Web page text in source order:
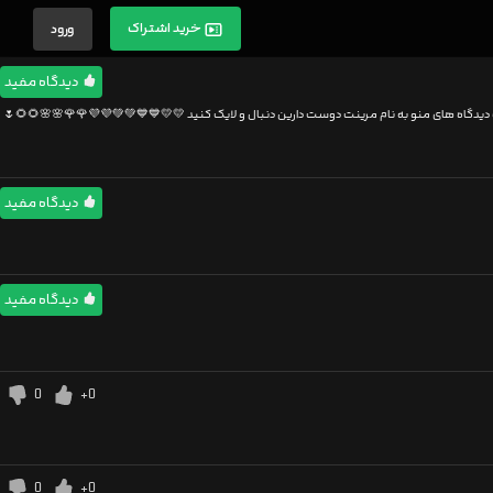
خرید اشتراک ورود
دیدگاه مفید
های منو به نام مرینت دوست دارین دنبال و لایک کنید 💛💛💙💙💚💚💜💜🌹🌹🌸🌸🌻🌻🌷
دیدگاه مفید
دیدگاه مفید
+0
0
+0
0